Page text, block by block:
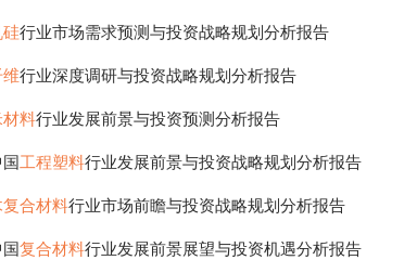
行业市场需求预测与投资战略规划分析报告
行业深度调研与投资战略规划分析报告
料行业发展前景与投资预测分析报告
工程塑料行业发展前景与投资战略规划分析报告
合材料行业市场前瞻与投资战略规划分析报告
复合材料行业发展前景展望与投资机遇分析报告